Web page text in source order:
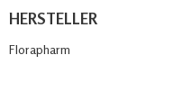
HERSTELLER
Florapharm